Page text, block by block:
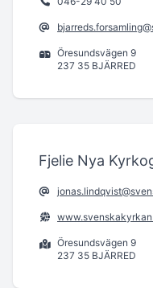
Öresundsvägen 9
237 35 BJÄRRED
Fjelie Nya
Öresundsvägen 9
237 35 BJÄRRED